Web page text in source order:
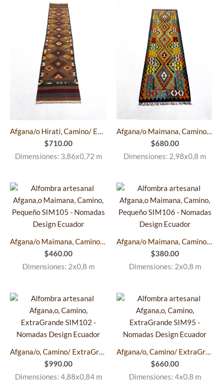
Afgana/o Hirati, Camino/ ExtraGrande SIM104
$710.00
Dimensiones: 3,86x0,72 m
Afgana/o Maimana, Camino/ Grande SIM107
$680.00
Dimensiones: 2,98x0,8 m
Afgana/o Maimana, Camino/ Pequeño SIM105
$460.00
Dimensiones: 2x0,8 m
Afgana/o Maimana, Camino/ Pequeño SIM106
$380.00
Dimensiones: 2x0,8 m
Afgana/o, Camino/ ExtraGrande SIM102
$990.00
Dimensiones: 4,88x0,84 m
Afgana/o, Camino/ ExtraGrande SIM95
$660.00
Dimensiones: 4x0,8 m